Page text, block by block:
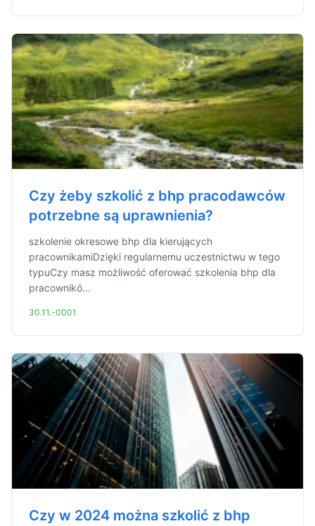
Czy żeby szkolić z bhp pracodawców
potrzebne są uprawnienia?
szkolenie okresowe bhp dla kierujących
pracownikamiDzięki regularnemu uczestnictwu w tego
typuCzy masz możliwość oferować szkolenia bhp dla
pracownikó...
30.11.-0001
Czy w 2024 można szkolić z bhp